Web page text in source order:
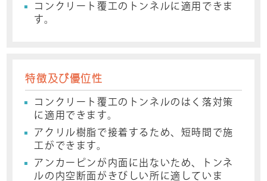
コンクリート覆工のトンネルに適用できま
す。
特徴及び優位性
コンクリート覆工のトンネルのはく落対策
に適用できます。
アクリル樹脂で接着するため、短時間で施
工ができます。
アンカーピンが内面に出ないため、トンネ
ルの内空断面がきびしい所に適していま